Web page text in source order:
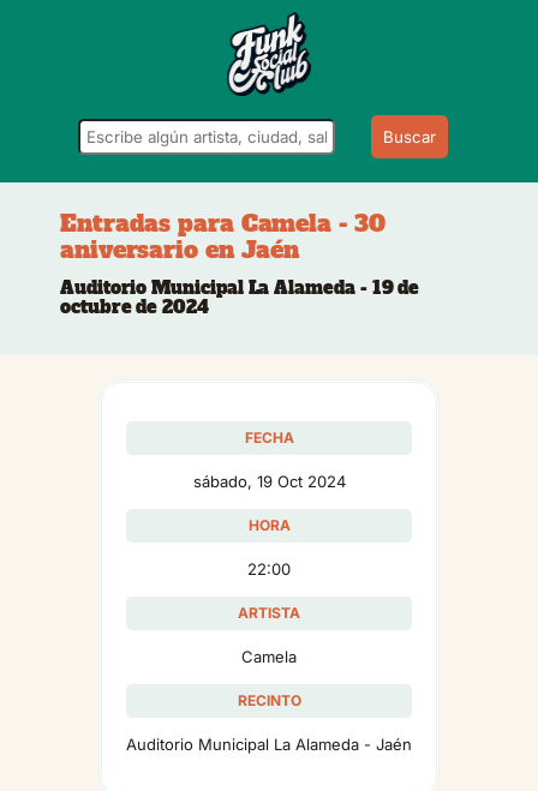
Buscar
Entradas para Camela - 30
aniversario en Jaén
Auditorio Municipal La Alameda - 19 de
octubre de 2024
FECHA
sábado, 19 Oct 2024
HORA
22:00
ARTISTA
Camela
RECINTO
Auditorio Municipal La Alameda - Jaén